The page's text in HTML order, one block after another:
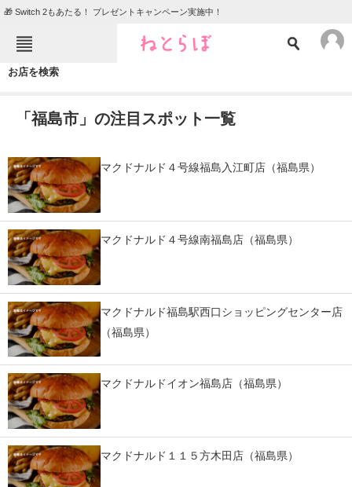
🎁 Switch 2もあたる！ プレゼントキャンペーン実施中！
ねとらぼメニュー
エンタメ クイズ
住まい
動物
会員記事
メディア
注目記事を集めた総合ページ
ITの今と未来を見通す
スマホと通信の最新トレンド
進化するPCとデバイスの未来
好きが集まる 比べて選べる
ビジネスと働き方のヒント
お店を検索
「福島市」の注目スポット一覧
マクドナルド４号線福島入江町店（福島県）
マクドナルド４号線南福島店（福島県）
マクドナルド福島駅西口ショッピングセンター店
（福島県）
マクドナルドイオン福島店（福島県）
マクドナルド１１５方木田店（福島県）